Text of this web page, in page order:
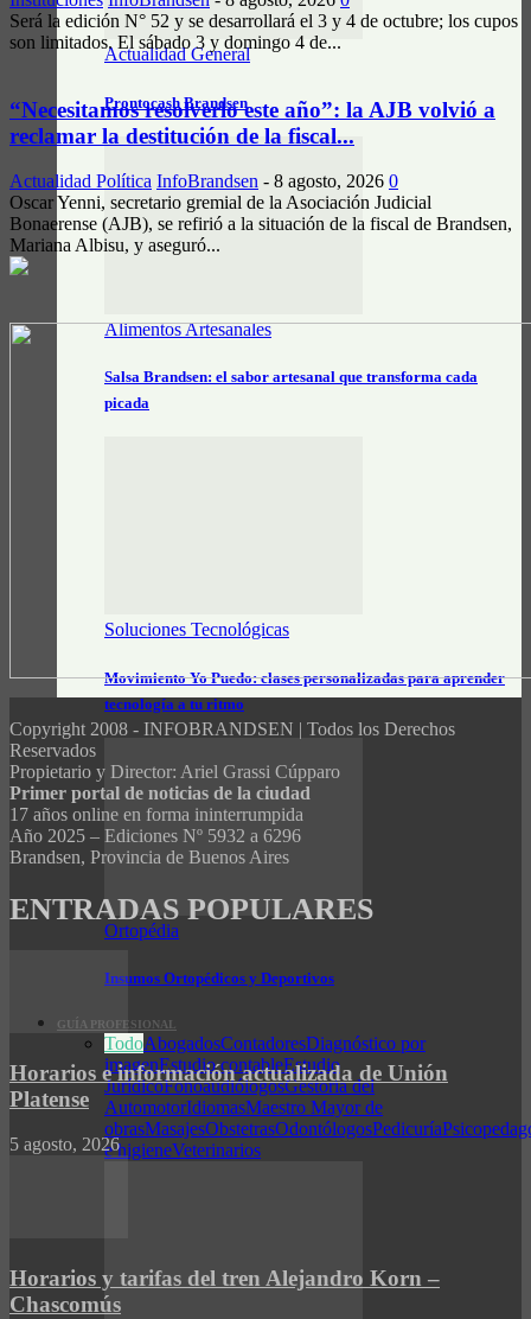
Actualidad General
Prontocash Brandsen
Alimentos Artesanales
Salsa Brandsen: el sabor artesanal que transforma cada
picada
Soluciones Tecnológicas
Movimiento Yo Puedo: clases personalizadas para aprender
tecnología a tu ritmo
Ortopédia
Insumos Ortopédicos y Deportivos
GUÍA PROFESIONAL
TodoAbogadosContadoresDiagnóstico por
imagenEstudio contableEstudio
JurídicoFonoaudiólogosGestoría del
AutomotorIdiomasMaestro Mayor de
obrasMasajesObstetrasOdontólogosPedicuría
e higieneVeterinarios
Será la edición N° 52 y se desarrollará el 3 y 4 de octubre; los cupos
son limitados. El sábado 3 y domingo 4 de...
“Necesitamos resolverlo este año”: la AJB volvió a
reclamar la destitución de la fiscal...
Actualidad Política InfoBrandsen - 8 agosto, 2026 0
Oscar Yenni, secretario gremial de la Asociación Judicial
Bonaerense (AJB), se refirió a la situación de la fiscal de Brandsen,
Mariana Albisu, y aseguró...
Copyright 2008 - INFOBRANDSEN | Todos los Derechos
Reservados
Propietario y Director: Ariel Grassi Cúpparo
Primer portal de noticias de la ciudad
17 años online en forma ininterrumpida
Año 2025 – Ediciones Nº 5932 a 6296
Brandsen, Provincia de Buenos Aires
ENTRADAS POPULARES
Horarios e información actualizada de Unión
Platense
5 agosto, 2026
Horarios y tarifas del tren Alejandro Korn –
Chascomús